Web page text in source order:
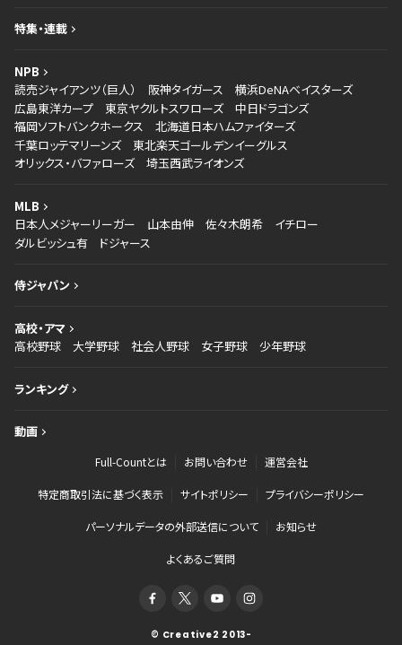
特集・連載
NPB
読売ジャイアンツ（巨人）
阪神タイガース
横浜DeNAベイスターズ
広島東洋カープ
東京ヤクルトスワローズ
中日ドラゴンズ
福岡ソフトバンクホークス
北海道日本ハムファイターズ
千葉ロッテマリーンズ
東北楽天ゴールデンイーグルス
オリックス・バファローズ
埼玉西武ライオンズ
MLB
日本人メジャーリーガー
山本由伸 佐々木朗希
イチロー
ダルビッシュ有
ドジャース
侍ジャパン
高校・アマ
高校野球
大学野球 社会人野球 女子野球 少年野球
ランキング
動画
Full-Countとは お問い合わせ 運営会社
特定商取引法に基づく表示 サイトポリシー プライバシーポリシー
パーソナルデータの外部送信について お知らせ
よくあるご質問
© Creative2 2013-